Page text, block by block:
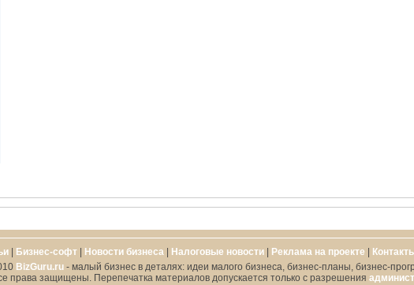
| Бизнес-софт| Новости бизнеса | Налоговые новости| Реклама на проекте |
BizGuru.ru- малый бизнес в деталях: идеи малого бизнеса, бизнес-планы, бизнес-
права защищены. Перепечатка материалов допускается только с разрешения